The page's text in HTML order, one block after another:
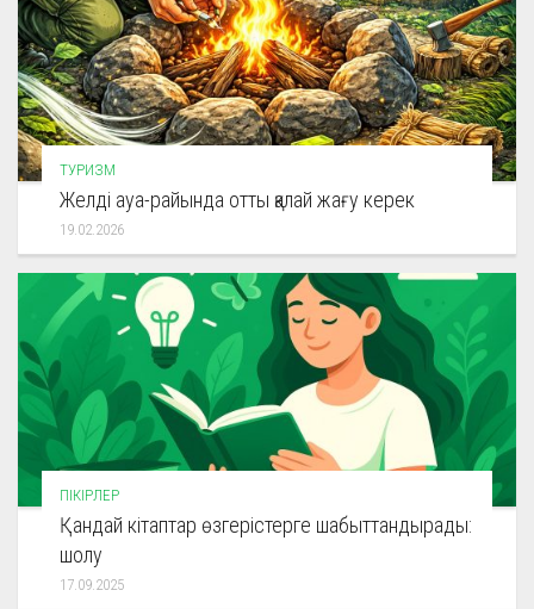
ТУРИЗМ
Желді ауа-райында отты қалай жағу керек
19.02.2026
ПІКІРЛЕР
Қандай кітаптар өзгерістерге шабыттандырады:
шолу
17.09.2025